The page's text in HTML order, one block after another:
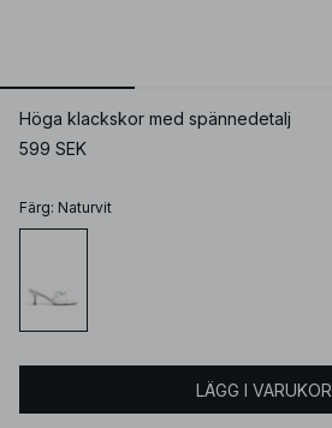
Höga klackskor med spännedetalj
599 SEK
Färg: Naturvit
LÄGG I